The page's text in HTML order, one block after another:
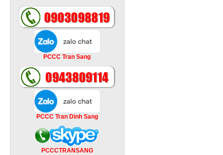
PCCC Tran Sang
PCCC Tran Dinh Sang
PCCCTRANSANG